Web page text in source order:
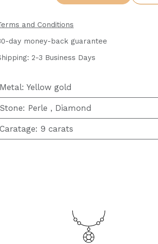
and Conditions
day money-back guarantee
2-3 Business Days
Metal: Yellow gold
Stone: Perle , Diamond
Caratage: 9 carats